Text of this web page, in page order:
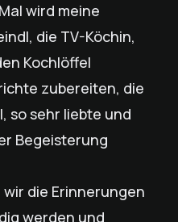
wird meine
die TV-Köchin,
Kochlöffel
zubereiten, die
so sehr liebte und
Begeisterung
wir die Erinnerungen
werden und